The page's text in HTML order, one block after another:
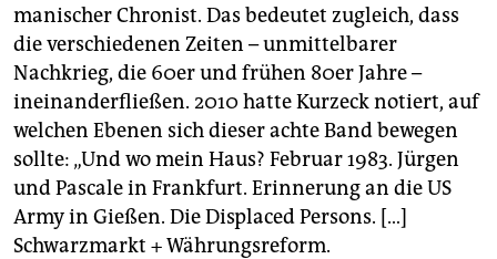
manischer Chronist. Das bedeutet zugleich, dass
die verschiedenen Zeiten – unmittelbarer
Nachkrieg, die 60er und frühen 80er Jahre –
ineinanderfließen. 2010 hatte Kurzeck notiert, auf
welchen Ebenen sich dieser achte Band bewegen
sollte: „Und wo mein Haus? Februar 1983. Jürgen
und Pascale in Frankfurt. Erinnerung an die US
Army in Gießen. Die Displaced Persons. […]
Schwarzmarkt + Währungsreform.